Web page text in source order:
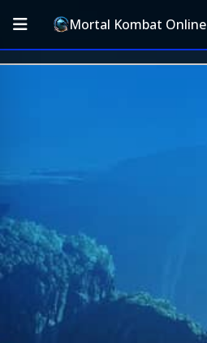
Mortal Kombat Online